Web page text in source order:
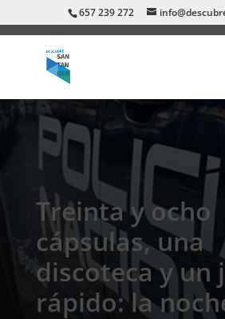
657 239 272
Treinta y ocho
cápsulas, una
discoteca y un
rápido: la